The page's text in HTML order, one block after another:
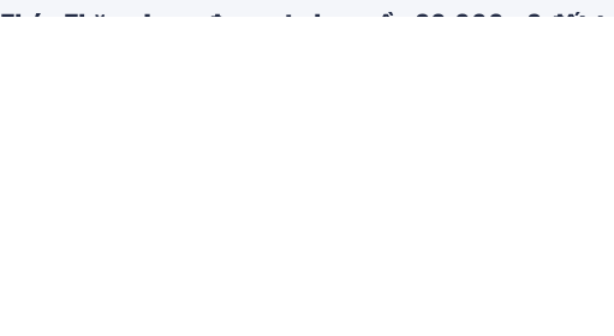
Thép Thăng Long được gia hạn gần 20.000m2 đất